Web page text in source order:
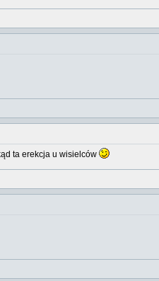
ta erekcja u wisielców